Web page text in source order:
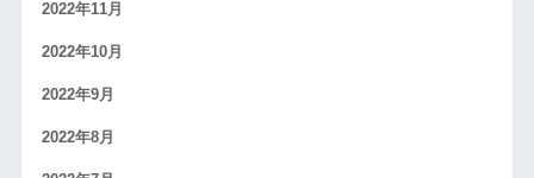
2022年11月
2022年10月
2022年9月
2022年8月